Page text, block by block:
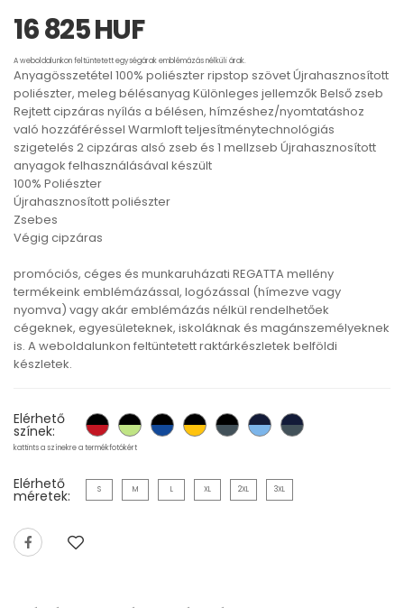
16 825 HUF
A weboldalunkon feltüntetett egységárak emblémázás nélküli árak.
Anyagösszetétel 100% poliészter ripstop szövet Újrahasznosított
poliészter, meleg bélésanyag Különleges jellemzők Belső zseb
Rejtett cipzáras nyílás a bélésen, hímzéshez/nyomtatáshoz
való hozzáféréssel Warmloft teljesítménytechnológiás
szigetelés 2 cipzáras alsó zseb és 1 mellzseb Újrahasznosított
anyagok felhasználásával készült
100% Poliészter
Újrahasznosított poliészter
Zsebes
Végig cipzáras
promóciós, céges és munkaruházati REGATTA mellény
termékeink emblémázással, logózással (hímezve vagy
nyomva) vagy akár emblémázás nélkül rendelhetőek
cégeknek, egyesületeknek, iskoláknak és magánszemélyeknek
is. A weboldalunkon feltüntetett raktárkészletek belföldi
készletek.
Elérhető
színek:
kattints a színekre a termékfotókért
Elérhető
méretek: S M L XL 2XL 3XL